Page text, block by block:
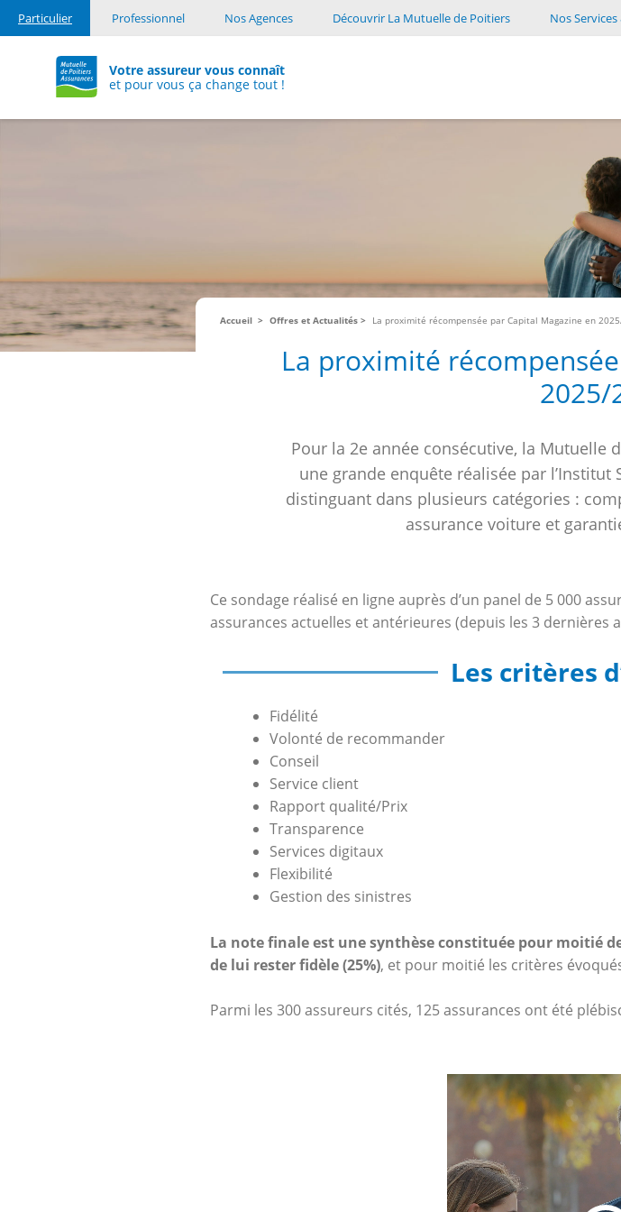
Particulier Professionnel Nos Agences Découvrir La Mutuelle de Poitiers Nos
Votre assureur vous connaît
et pour vous ça change tout !
Accueil Offres et Actualités La proximité récompensée par Capital Magazine en
La proximité
2025/
Pour la 2e année consécutive, la Mutuelle
une grande enquête réalisée par
distinguant dans plusieurs catégories :
assurance voiture et
Ce sondage réalisé en ligne auprès d’un panel de 5 000
assurances actuelles et antérieures (depuis les 3 dernières
Les critères
Fidélité
Volonté de recommander
Conseil
Service client
Rapport qualité/Prix
Transparence
Services digitaux
Flexibilité
Gestion des sinistres
La note finale est une synthèse constituée pour moitié
de lui rester fidèle (25%), et pour moitié les critères
Parmi les 300 assureurs cités, 125 assurances ont été